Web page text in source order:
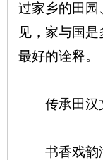
过家乡的田园
见，家与国
最好的诠释。
传承田汉
书香戏韵